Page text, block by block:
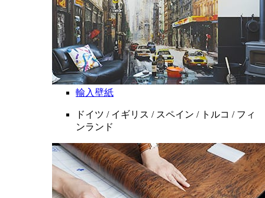
輸入壁紙
ドイツ / イギリス / スペイン / トルコ / フィ
ンランド